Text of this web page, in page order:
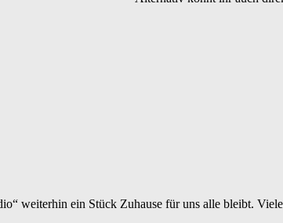
weiterhin ein Stück Zuhause für uns alle bleibt.